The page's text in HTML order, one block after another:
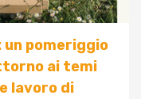
un pomeriggio
ai temi
lavoro di